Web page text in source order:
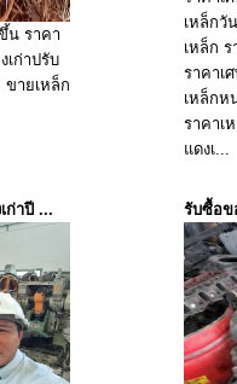
น ราคา
เก่าปรับ
ขายเหล็ก
เหล็กวั
เหล็ก ร
ราคาเ
เหล็กห
ราคาเ
แดงเ...
ก่าปี ... รับซื้อข